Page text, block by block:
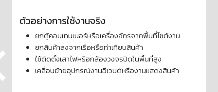
ตัวอย่างการใช้งานจริง
ยกตู้คอนเทนเนอร์หรือเครื่องจักรจากพื้นที่ไซต์งาน
ยกสินค้าลงจากเรือหรือท่าเทียบสินค้า
ใช้ติดตั้งเสาไฟหรือกล้องวงจรปิดในพื้นที่สูง
เคลื่อนย้ายอุปกรณ์งานอีเวนต์หรืองานแสดงสินค้า